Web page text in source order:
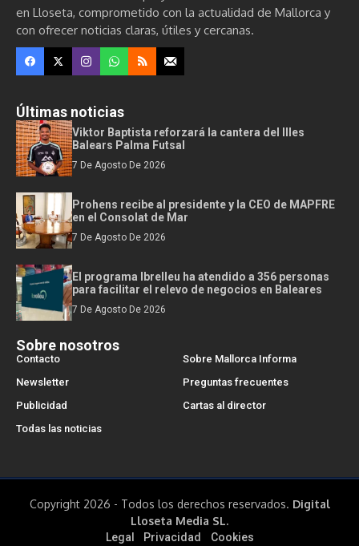
en Lloseta, comprometido con la actualidad de Mallorca y
con ofrecer noticias claras, útiles y cercanas.
Últimas noticias
Viktor Baptista reforzará la cantera del Illes
Balears Palma Futsal
7 De Agosto De 2026
Prohens recibe al presidente y la CEO de MAPFRE
en el Consolat de Mar
7 De Agosto De 2026
El programa Ibrelleu ha atendido a 356 personas
para facilitar el relevo de negocios en Baleares
7 De Agosto De 2026
Sobre nosotros
Contacto
Sobre Mallorca Informa
Newsletter
Preguntas frecuentes
Publicidad
Cartas al director
Todas las noticias
Copyright 2026 - Todos los derechos reservados. Digital
Lloseta Media SL.
Legal Privacidad Cookies